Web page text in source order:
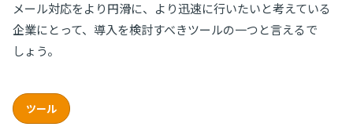
メール対応をより円滑に、より迅速に行いたいと考えている
企業にとって、導入を検討すべきツールの一つと言えるで
しょう。
ツール